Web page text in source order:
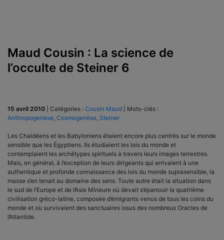
Maud Cousin : La science de
l’occulte de Steiner 6
15 avril 2010 Catégories : Cousin Maud
Mots-clés :
Anthropogenèse, Cosmogenèse, Steiner
Les Chaldéens et les Babyloniens étaient encore plus centrés sur le monde
sensible que les Égyptiens. Ils étudiaient les lois du monde et
contemplaient les archétypes spirituels à travers leurs images terrestres.
Mais, en général, à l’exception de leurs dirigeants qui arrivaient à une
authentique et profonde connaissance des lois du monde suprasensible, la
masse s’en tenait au domaine des sens. Toute autre était la situation dans
le sud de l’Europe et de l’Asie Mineure où devait s’épanouir la quatrième
civilisation gréco-latine, composée d’émigrants venus de tous les coins du
monde et où survivaient des sanctuaires issus des nombreux Oracles de
l’Atlantide.